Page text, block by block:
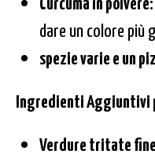
dare un colore più
spezie varie e un
Ingredienti Aggiuntivi
Verdure tritate